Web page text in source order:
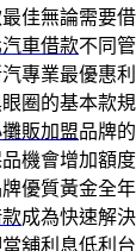
佳無論需要
車借款不同
專業最優惠
圈的基本款
販加盟品牌
機會增加額度
優質黃金全
成為快速解
舖利息低利